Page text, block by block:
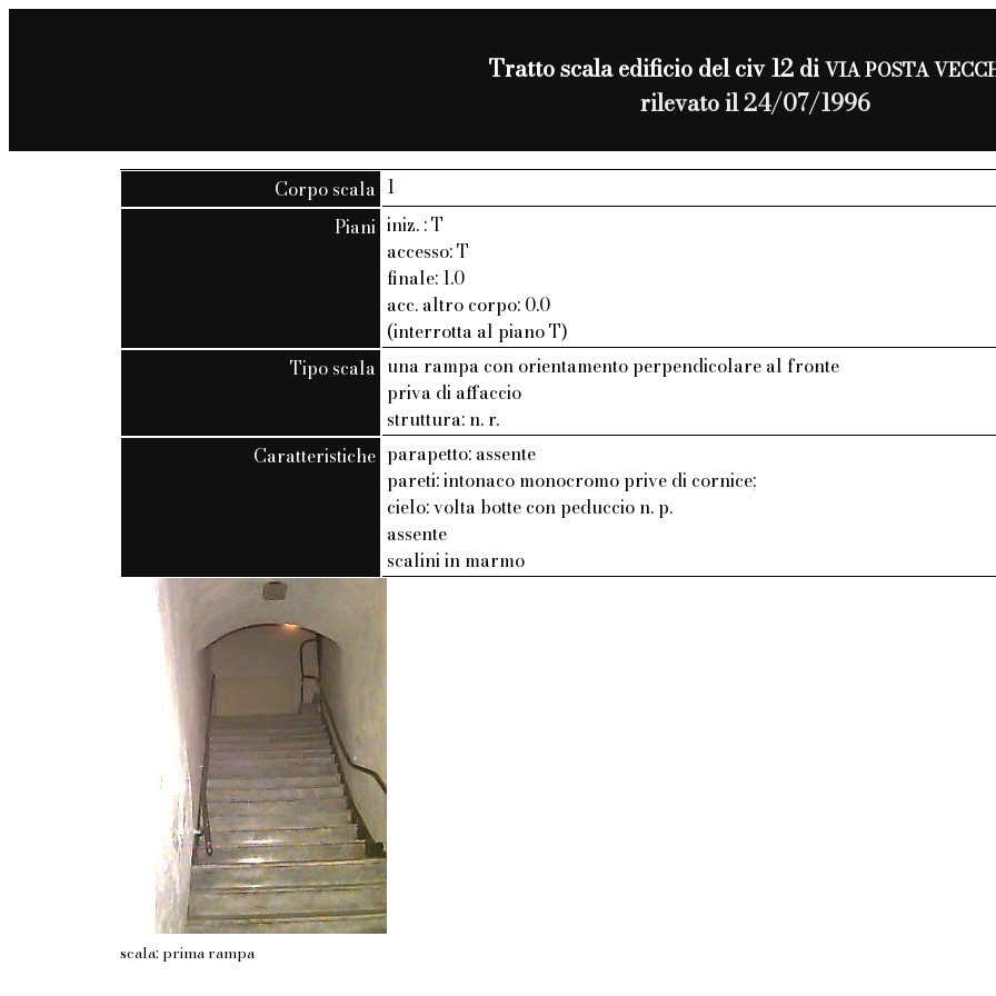
Tratto scala edificio del civ 12 diVIA POSTA
rilevato il 24/07/1996
Corpo scala 1
Piani iniz. : T
accesso: T
finale: 1.0
acc. altro corpo: 0.0
(interrotta al piano T)
Tipo scala una rampa con orientamento perpendicolare al fronte
priva di affaccio
struttura: n. r.
Caratteristiche parapetto: assente
pareti: intonaco monocromo prive di cornice;
cielo: volta botte con peduccio n. p.
assente
scalini in marmo
scala: prima rampa